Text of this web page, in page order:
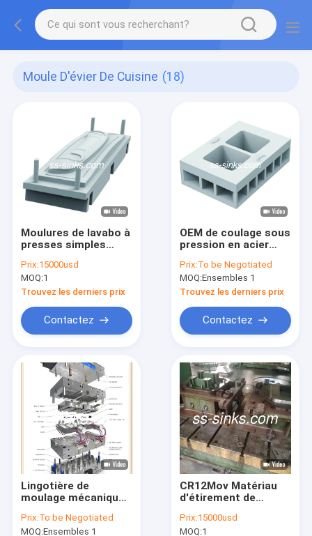
Moule D'évier De Cuisine (18)
Moulures de lavabo à
presses simples
selon la machine de
pressage
Prix:15000usd
MOQ:1
Trouvez les derniers prix
Contactez
OEM de coulage sous
pression en acier
d'évier de cuisine
d'Undermount
Prix:To be Negotiated
MOQ:Ensembles 1
Trouvez les derniers prix
Contactez
Lingotière de
moulage mécanique
matérielle en acier de
moule d'évier de
Prix:To be Negotiated
MOQ:Ensembles 1
CR12Mov Matériau
d'étirement de
matrice et pince à
flanc outil
Prix:15000usd
MOQ:1